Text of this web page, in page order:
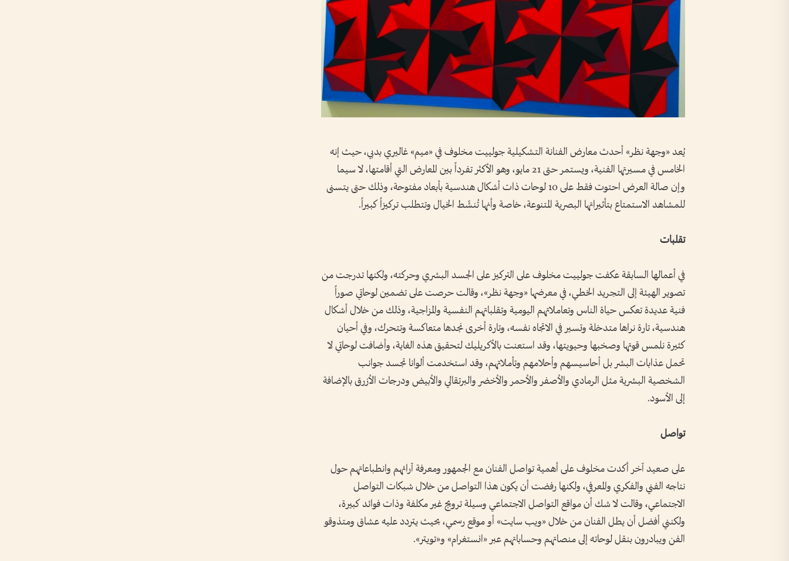
يُعد «وجهة نظر» أحدث معارض الفنانة التشكيلية جولييت مخلوف في «ميم» غاليري بدبي، حيث إنه
الخامس في مسيرتها الفنية، ويستمر حتى 21 مايو، وهو الأكثر تفرداً بين المعارض التي أقامتها، لا سيما
وإن صالة العرض احتوت فقط على 10 لوحات ذات أشكال هندسية بأبعاد مفتوحة، وذلك حتى يتسنى
للمشاهد الاستمتاع بتأثيراتها البصرية المتنوعة، خاصة وأنها تُنشّط الخيال وتتطلب تركيزاً كبيراً.
تقلبات
في أعمالها السابقة عكفت جولييت مخلوف على التركيز على الجسد البشري وحركته، ولكنها تدرجت من
تصوير الهيئة إلى التجريد الخطي، في معرضها «وجهة نظر»، وقالت حرصت على تضمين لوحاتي صوراً
فنية عديدة تعكس حياة الناس وتعاملاتهم اليومية وتقلباتهم النفسية والمزاجية، وذلك من خلال أشكال
هندسية، تارة نراها متدخلة وتسير في الاتجاه نفسه، وتارة أخرى نجدها متعاكسة وتتحرك، وفي أحيان
كثيرة نلمس قوتها وصخبها وحيويتها، وقد استعنت بالأكريليك لتحقيق هذه الغاية، وأضافت لوحاتي لا
تحمل عذابات البشر بل أحاسيسهم وأحلامهم وتأملاتهم، وقد استخدمت ألوانا تجسد جوانب
الشخصية البشرية مثل الرمادي والأصفر والأحمر والأخضر والبرتقالي والأبيض ودرجات الأزرق بالإضافة
إلى الأسود.
تواصل
على صعيد آخر أكدت مخلوف على أهمية تواصل الفنان مع الجمهور ومعرفة آرائهم وانطباعاتهم حول
نتاجه الفني والفكري والمعرفي، ولكنها رفضت أن يكون هذا التواصل من خلال شبكات التواصل
الاجتماعي، وقالت لا شك أن مواقع التواصل الاجتماعي وسيلة ترويج غير مكلفة وذات فوائد كبيرة،
ولكنني أفضل أن يطل الفنان من خلال «ويب سايت» أو موقع رسمي، بحيث يتردد عليه عشاق ومتذوقو
الفن ويبادرون بنقل لوحاته إلى منصاتهم وحساباتهم عبر «انستغرام» و«تويتر».